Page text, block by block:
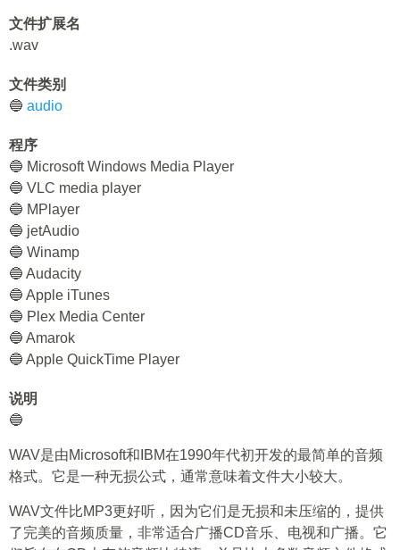
文件扩展名
.wav
文件类别
🔵 audio
程序
🔵 Microsoft Windows Media Player
🔵 VLC media player
🔵 MPlayer
🔵 jetAudio
🔵 Winamp
🔵 Audacity
🔵 Apple iTunes
🔵 Plex Media Center
🔵 Amarok
🔵 Apple QuickTime Player
说明
🔵
WAV是由Microsoft和IBM在1990年代初开发的最简单的音频
格式。它是一种无损公式，通常意味着文件大小较大。
WAV文件比MP3更好听，因为它们是无损和未压缩的，提供
了完美的音频质量，非常适合广播CD音乐、电视和广播。它